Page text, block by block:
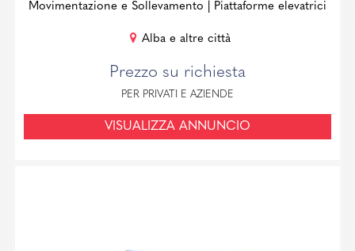
Movimentazione e Sollevamento | Piattaforme elevatrici
Alba e altre città
Prezzo su richiesta
PER PRIVATI E AZIENDE
VISUALIZZA ANNUNCIO